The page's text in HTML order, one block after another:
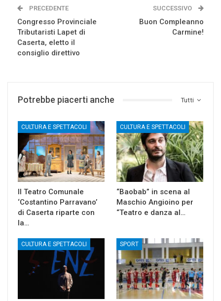
PRECEDENTE
Congresso Provinciale
Tributaristi Lapet di
Caserta, eletto il
consiglio direttivo
SUCCESSIVO
Buon Compleanno
Carmine!
Tutti
Potrebbe piacerti anche
CULTURA E SPETTACOLI
Il Teatro Comunale
‘Costantino Parravano’
di Caserta riparte con
la…
CULTURA E SPETTACOLI
“Baobab” in scena al
Maschio Angioino per
“Teatro e danza al…
CULTURA E SPETTACOLI SPORT